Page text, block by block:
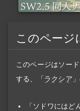
このページ
このページはソー
する、「 ラクシア
「ソドワにはど